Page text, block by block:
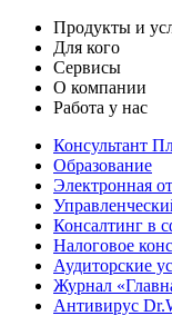
Продукты и
Для кого
Сервисы
О компании
Работа у нас
Консультант
Образование
Электронная
Консалтинг в
Налоговое
Аудиторские
Журнал
Антивирус